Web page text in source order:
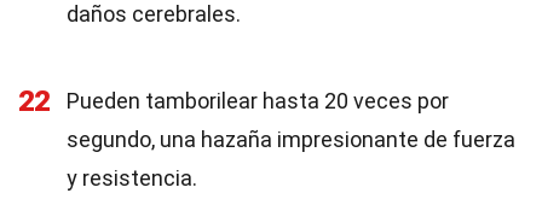
daños cerebrales.
22
Pueden tamborilear hasta 20 veces por
segundo, una hazaña impresionante de fuerza
y resistencia.